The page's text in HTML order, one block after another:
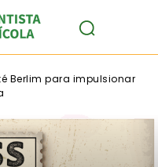
Berlim para impulsionar